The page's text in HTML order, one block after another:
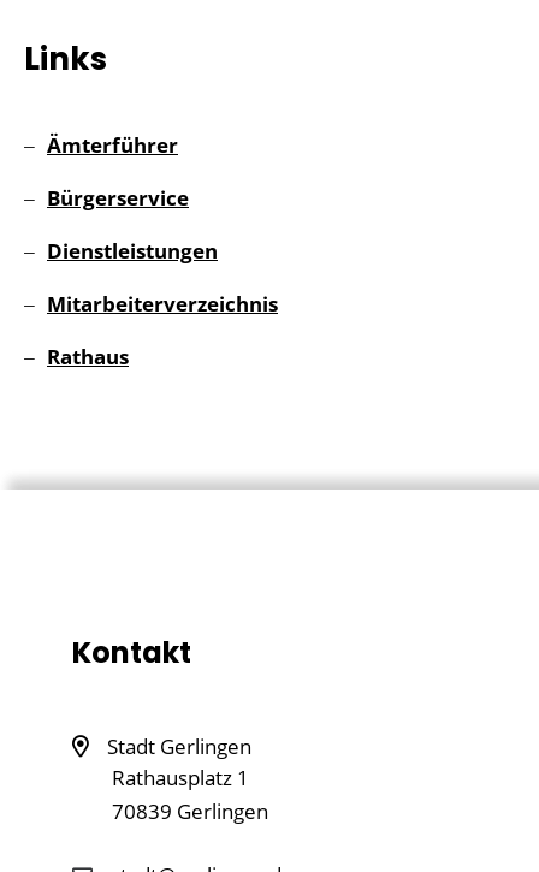
Links
Ämterführer
Bürgerservice
Dienstleistungen
Mitarbeiterverzeichnis
Rathaus
Kontakt
Stadt Gerlingen
Rathausplatz 1
70839 Gerlingen